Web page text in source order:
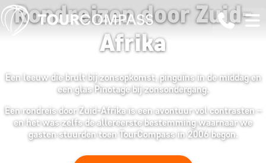
Rondreizen door Zuid-
Afrika
Een leeuw die brult bij zonsopkomst, pinguïns in de middag en
een glas Pinotage bij zonsondergang.
Een rondreis door Zuid-Afrika is een avontuur vol contrasten –
en het was zelfs de allereerste bestemming waarnaar we
gasten stuurden toen TourCompass in 2006 begon.